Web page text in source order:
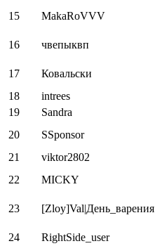
15
MakaRoVVV
16 чвепыквп
17 Ковальски
18
intrees
19
Sandra
20
SSponsor
21
viktor2802
22
MICKY
23 [Zloy]Val|День_варения
24 RightSide_user